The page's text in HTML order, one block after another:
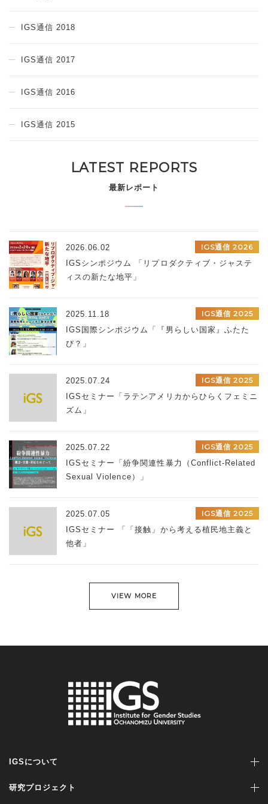
IGS通信 2018
IGS通信 2017
IGS通信 2016
IGS通信 2015
LATEST REPORTS
最新レポート
2026.06.02
IGS通信 2026
IGSシンポジウム 「リプロダクティブ・ジャステ
ィスの新たな地平」
2025.11.18
IGS通信 2025
IGS国際シンポジウム「『男らしい国家』ふたた
び？」
2025.07.24
IGS通信 2025
IGSセミナー「ラテンアメリカからひらくフェミニ
ズム」
2025.07.22
IGS通信 2025
IGSセミナー「紛争関連性暴力（Conflict-Related
Sexual Violence）」
2025.07.05
IGS通信 2025
IGSセミナー 「「接触」から考える植民地主義と
他者」
VIEW MORE
IGSについて
研究プロジェクト